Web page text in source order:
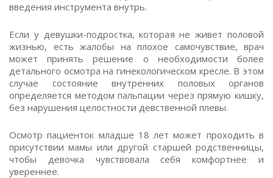
введения инструмента внутрь.
Если у девушки-подростка, которая не живет половой
жизнью, есть жалобы на плохое самочувствие, врач
может принять решение о необходимости более
детального осмотра на гинекологическом кресле. В этом
случае состояние внутренних половых органов
определяется методом пальпации через прямую кишку,
без нарушения целостности девственной плевы.
Осмотр пациенток младше 18 лет может проходить в
присутствии мамы или другой старшей родственницы,
чтобы девочка чувствовала себя комфортнее и
увереннее.